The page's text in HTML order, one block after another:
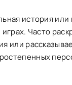
история
Часто
или